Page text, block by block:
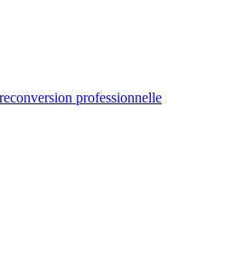
professionnelle